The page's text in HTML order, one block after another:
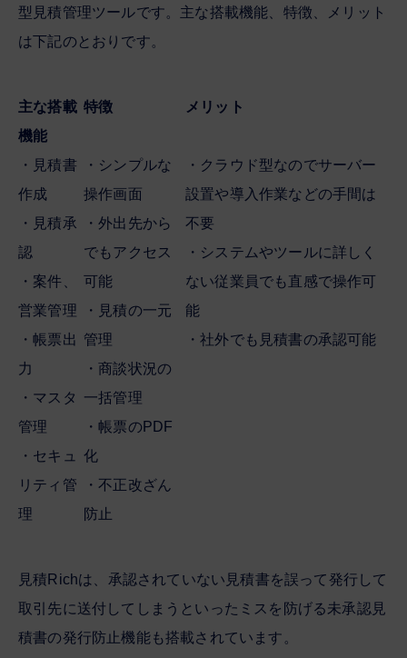
型見積管理ツールです。主な搭載機能、特徴、メリット
は下記のとおりです。
主な搭載
機能
特徴 メリット
・見積書
作成
・見積承
認
・案件、
営業管理
・帳票出
力
・マスタ
管理
・セキュ
リティ管
理
・シンプルな
操作画面
・外出先から
でもアクセス
可能
・見積の一元
管理
・商談状況の
一括管理
・帳票のPDF
化
・不正改ざん
防止
・クラウド型なのでサーバー
設置や導入作業などの手間は
不要
・システムやツールに詳しく
ない従業員でも直感で操作可
能
・社外でも見積書の承認可能
見積Richは、承認されていない見積書を誤って発行して
取引先に送付してしまうといったミスを防げる未承認見
積書の発行防止機能も搭載されています。